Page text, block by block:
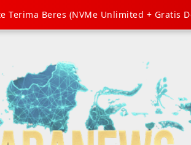
Terima Beres (NVMe Unlimited + Gratis